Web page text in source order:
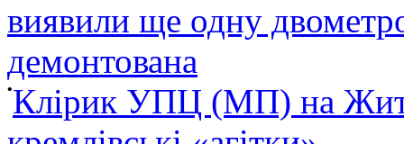
виявили ще одну
демонтована
•Клірик УПЦ (МП) на